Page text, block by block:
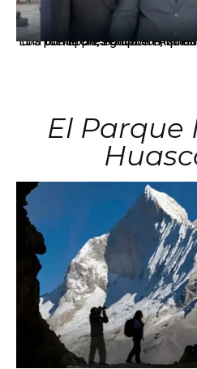
Los principales grupos empresariales del país mantienen una fuerte presencia en
El Parque